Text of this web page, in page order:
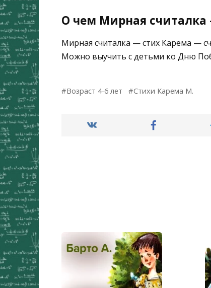
О чем Мирная
Мирная считалка — стих Карема —
Можно выучить с детьми ко Дню
Возраст 4-6 лет Стихи Карема М.